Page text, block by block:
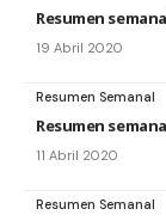
Resumen
19 Abril 2020
Resumen Semanal
Resumen
11 Abril 2020
Resumen Semanal